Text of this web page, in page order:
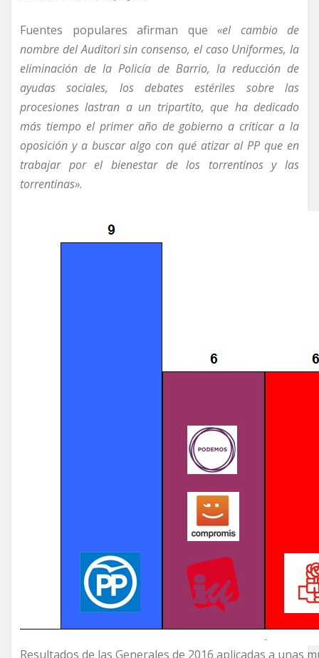
Fuentes populares afirman que «el cambio de
nombre del Auditori sin consenso, el caso Uniformes, la
eliminación de la Policía de Barrio, la reducción de
ayudas sociales, los debates estériles sobre las
procesiones lastran a un tripartito, que ha dedicado
más tiempo el primer año de gobierno a criticar a la
oposición y a buscar algo con qué atizar al PP que en
trabajar por el bienestar de los torrentinos y las
torrentinas».
Resultados de las Generales de 2016 aplicadas a unas